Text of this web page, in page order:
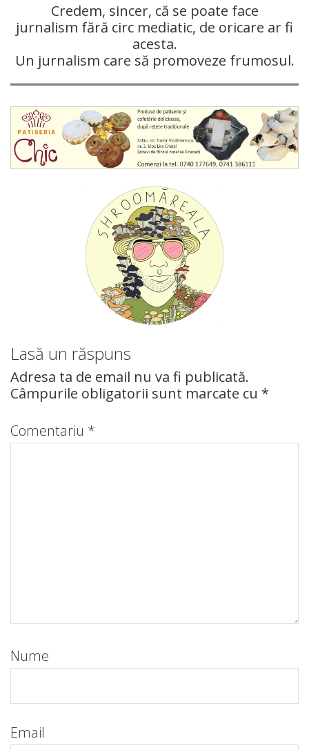
Credem, sincer, că se poate face
jurnalism fără circ mediatic, de oricare ar fi
acesta.
Un jurnalism care să promoveze frumosul.
Lasă un răspuns
Adresa ta de email nu va fi publicată.
Câmpurile obligatorii sunt marcate cu *
Comentariu *
Nume
Email